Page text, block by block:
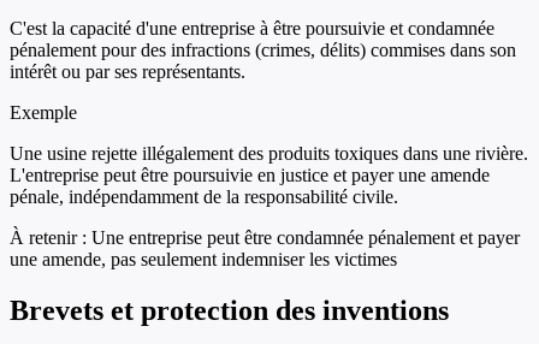
C'est la capacité d'une entreprise à être poursuivie et condamnée
pénalement pour des infractions (crimes, délits) commises dans son
intérêt ou par ses représentants.
Exemple
Une usine rejette illégalement des produits toxiques dans une rivière.
L'entreprise peut être poursuivie en justice et payer une amende
pénale, indépendamment de la responsabilité civile.
À retenir : Une entreprise peut être condamnée pénalement et payer
une amende, pas seulement indemniser les victimes
Brevets et protection des inventions